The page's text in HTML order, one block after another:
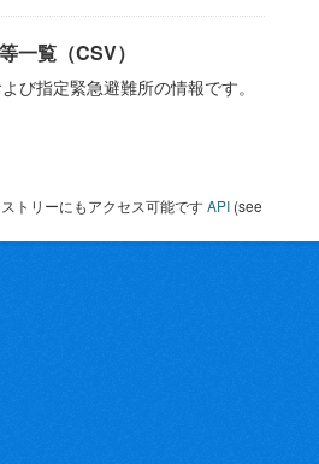
一覧（CSV）
び指定緊急避難所の情報です。
トリーにもアクセス可能ですAPI (see